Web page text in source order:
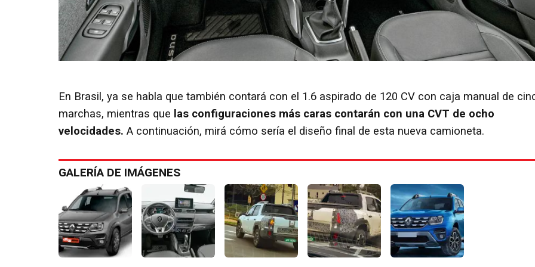
En Brasil, ya se habla que también contará con el 1.6 aspirado de 120 CV con caja manual de
marchas, mientras que las configuraciones más caras contarán con una CVT de ocho
velocidades. A continuación, mirá cómo sería el diseño final de esta nueva camioneta.
GALERÍA DE IMÁGENES